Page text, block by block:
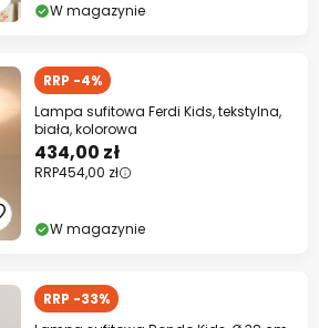
W magazynie
RRP -4%
Lampa sufitowa Ferdi Kids, tekstylna,
biała, kolorowa
434,00 zł
RRP454,00 zł
W magazynie
RRP -33%